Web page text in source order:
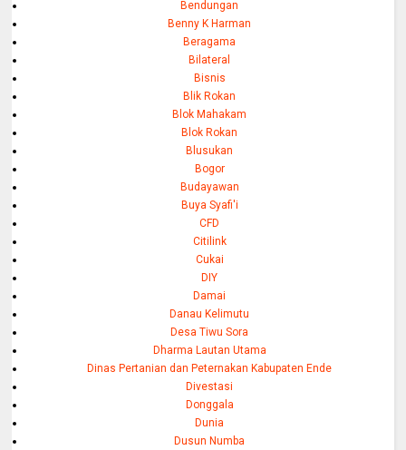
Bendungan
Benny K Harman
Beragama
Bilateral
Bisnis
Blik Rokan
Blok Mahakam
Blok Rokan
Blusukan
Bogor
Budayawan
Buya Syafi'i
CFD
Citilink
Cukai
DIY
Damai
Danau Kelimutu
Desa Tiwu Sora
Dharma Lautan Utama
Dinas Pertanian dan Peternakan Kabupaten Ende
Divestasi
Donggala
Dunia
Dusun Numba